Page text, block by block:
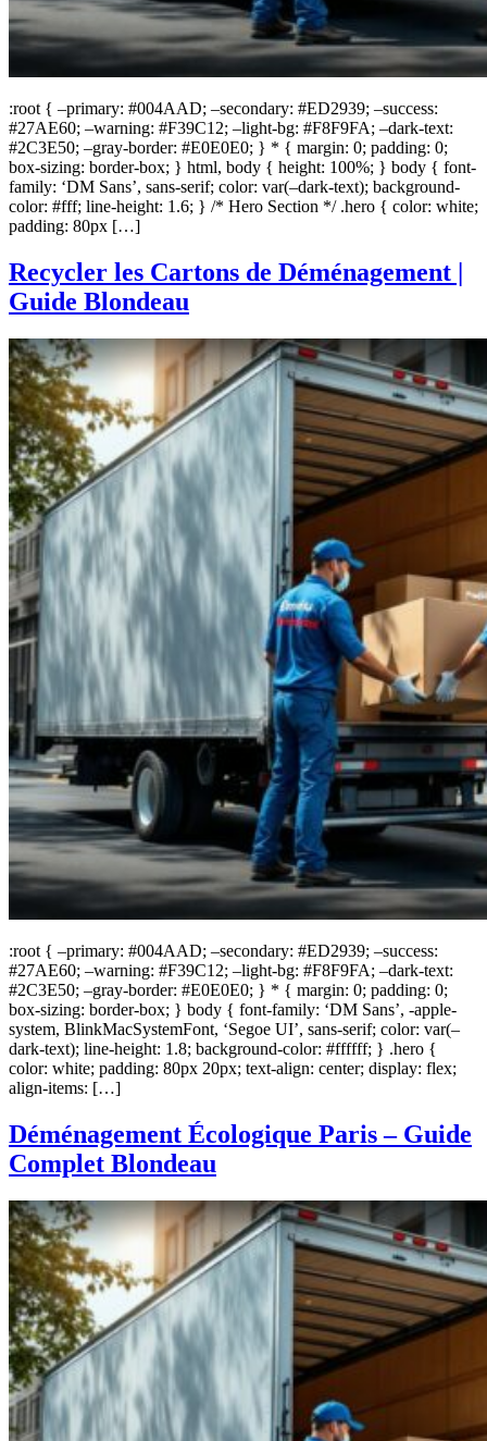
:root { –primary: #004AAD; –secondary: #ED2939; –success:
#27AE60; –warning: #F39C12; –light-bg: #F8F9FA; –dark-text:
#2C3E50; –gray-border: #E0E0E0; } * { margin: 0; padding: 0;
box-sizing: border-box; } html, body { height: 100%; } body { font-
family: ‘DM Sans’, sans-serif; color: var(–dark-text); background-
color: #fff; line-height: 1.6; } /* Hero Section */ .hero { color: white;
padding: 80px […]
Recycler les Cartons de Déménagement |
Guide Blondeau
:root { –primary: #004AAD; –secondary: #ED2939; –success:
#27AE60; –warning: #F39C12; –light-bg: #F8F9FA; –dark-text:
#2C3E50; –gray-border: #E0E0E0; } * { margin: 0; padding: 0;
box-sizing: border-box; } body { font-family: ‘DM Sans’, -apple-
system, BlinkMacSystemFont, ‘Segoe UI’, sans-serif; color: var(–
dark-text); line-height: 1.8; background-color: #ffffff; } .hero {
color: white; padding: 80px 20px; text-align: center; display: flex;
align-items: […]
Déménagement Écologique Paris – Guide
Complet Blondeau